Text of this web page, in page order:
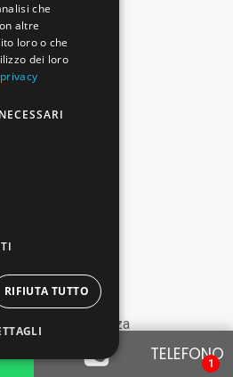
della stanchezza
TELEFONO
1
che
altre
loro o che
dei loro
RIFIUTA TUTTO